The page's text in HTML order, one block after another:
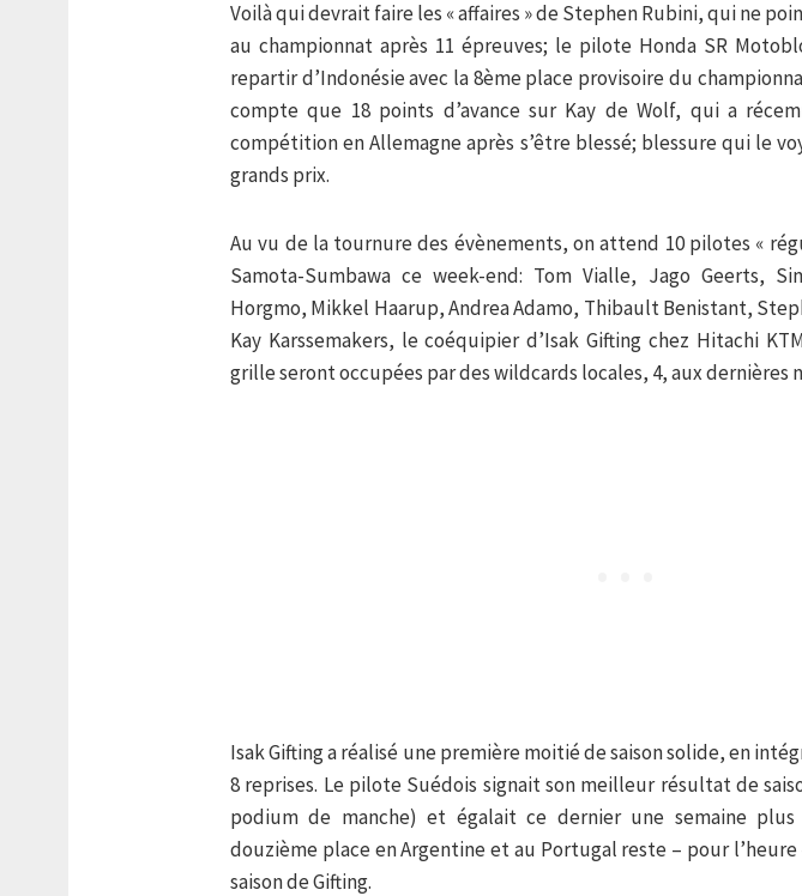
Voilà qui devrait faire les « affaires » de Stephen Rubini, qui ne
au championnat après 11 épreuves; le pilote Honda SR
repartir d’Indonésie avec la 8ème place provisoire du
compte que 18 points d’avance sur Kay de Wolf, qui a
compétition en Allemagne après s’être blessé; blessure qui le
grands prix.
Au vu de la tournure des évènements, on attend 10 pilotes «
Samota-Sumbawa ce week-end: Tom Vialle, Jago Geerts,
Horgmo, Mikkel Haarup, Andrea Adamo, Thibault Benistant,
Kay Karssemakers, le coéquipier d’Isak Gifting chez Hitachi
grille seront occupées par des wildcards locales, 4, aux dernières
Isak Gifting a réalisé une première moitié de saison solide, en
8 reprises. Le pilote Suédois signait son meilleur résultat de
podium de manche) et égalait ce dernier une semaine
douzième place en Argentine et au Portugal reste – pour
saison de Gifting.